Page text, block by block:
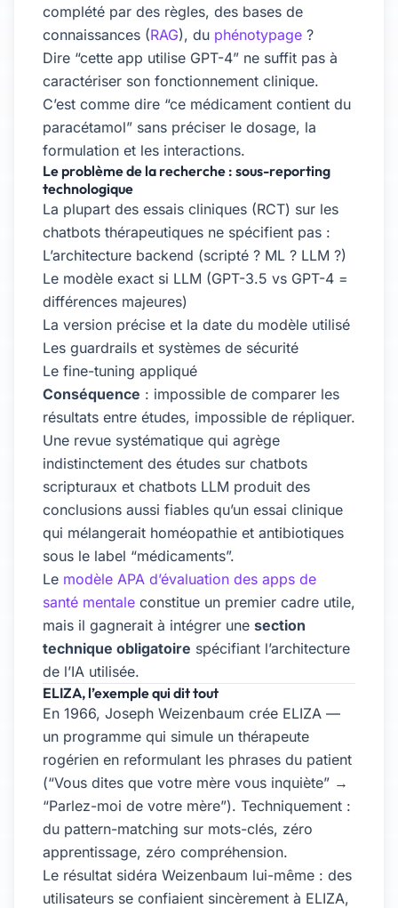
complété par des règles, des bases de
connaissances (RAG), du phénotypage ?
Dire “cette app utilise GPT-4” ne suffit pas à
caractériser son fonctionnement clinique.
C’est comme dire “ce médicament contient du
paracétamol” sans préciser le dosage, la
formulation et les interactions.
Le problème de la recherche : sous-reporting
technologique
La plupart des essais cliniques (RCT) sur les
chatbots thérapeutiques ne spécifient pas :
L’architecture backend (scripté ? ML ? LLM ?)
Le modèle exact si LLM (GPT-3.5 vs GPT-4 =
différences majeures)
La version précise et la date du modèle utilisé
Les guardrails et systèmes de sécurité
Le fine-tuning appliqué
Conséquence : impossible de comparer les
résultats entre études, impossible de répliquer.
Une revue systématique qui agrège
indistinctement des études sur chatbots
scripturaux et chatbots LLM produit des
conclusions aussi fiables qu’un essai clinique
qui mélangerait homéopathie et antibiotiques
sous le label “médicaments”.
Le modèle APA d’évaluation des apps de
santé mentale constitue un premier cadre utile,
mais il gagnerait à intégrer une section
technique obligatoire spécifiant l’architecture
de l’IA utilisée.
ELIZA, l’exemple qui dit tout
En 1966, Joseph Weizenbaum crée ELIZA —
un programme qui simule un thérapeute
rogérien en reformulant les phrases du patient
(“Vous dites que votre mère vous inquiète” →
“Parlez-moi de votre mère”). Techniquement :
du pattern-matching sur mots-clés, zéro
apprentissage, zéro compréhension.
Le résultat sidéra Weizenbaum lui-même : des
utilisateurs se confiaient sincèrement à ELIZA,